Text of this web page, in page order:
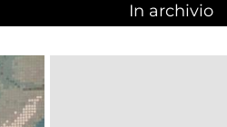
In archivio